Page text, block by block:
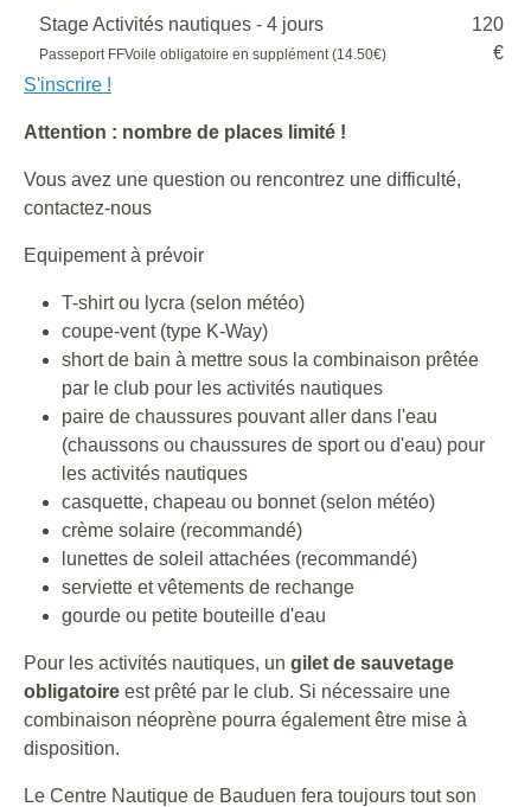
Stage Activités nautiques - 4 jours
Passeport FFVoile obligatoire en supplément (14.50€)
120
€
S'inscrire !
Attention : nombre de places limité !
Vous avez une question ou rencontrez une difficulté,
contactez-nous
Equipement à prévoir
T-shirt ou lycra (selon météo)
coupe-vent (type K-Way)
short de bain à mettre sous la combinaison prêtée
par le club pour les activités nautiques
paire de chaussures pouvant aller dans l'eau
(chaussons ou chaussures de sport ou d'eau) pour
les activités nautiques
casquette, chapeau ou bonnet (selon météo)
crème solaire (recommandé)
lunettes de soleil attachées (recommandé)
serviette et vêtements de rechange
gourde ou petite bouteille d'eau
Pour les activités nautiques, un gilet de sauvetage
obligatoire est prêté par le club. Si nécessaire une
combinaison néoprène pourra également être mise à
disposition.
Le Centre Nautique de Bauduen fera toujours tout son